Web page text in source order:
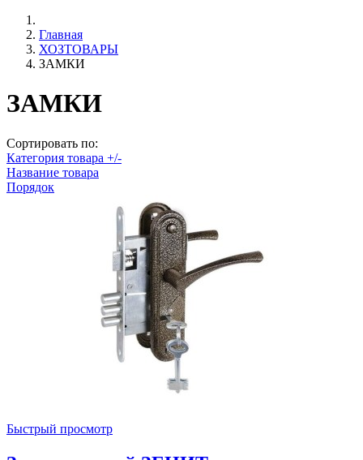
Главная
ХОЗТОВАРЫ
ЗАМКИ
ЗАМКИ
Сортировать по:
Категория товара +/-
Название товара
Порядок
Быстрый просмотр